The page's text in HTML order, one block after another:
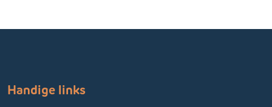
Handige links